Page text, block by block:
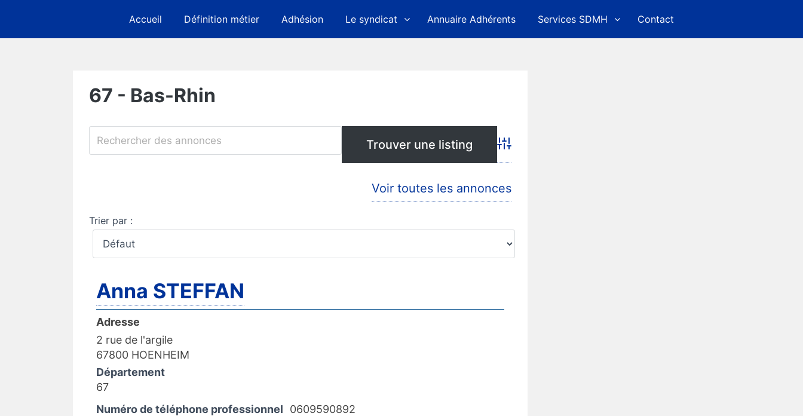
content
Accueil Définition métier Adhésion Le syndicat Annuaire Adhérents Services SDMH Contact
67 - Bas-Rhin
Advanced Search
Voir toutes les annonces
Trier par :
Anna STEFFAN
Adresse
2 rue de l'argile
67800 HOENHEIM
Département
67
Numéro de téléphone professionnel
0609590892